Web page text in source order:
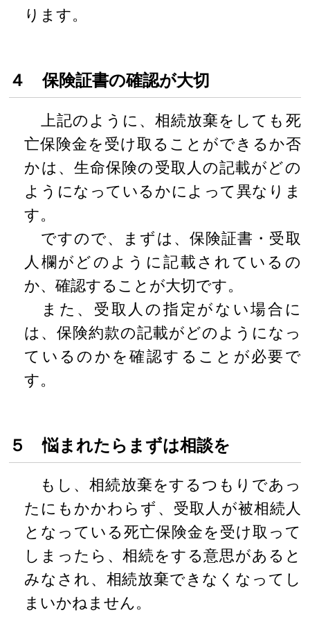
ります。
４ 保険証書の確認が大切
上記のように、相続放棄をしても死
亡保険金を受け取ることができるか否
かは、生命保険の受取人の記載がどの
ようになっているかによって異なりま
す。
ですので、まずは、保険証書・受取
人欄がどのように記載されているの
か、確認することが大切です。
また、受取人の指定がない場合に
は、保険約款の記載がどのようになっ
ているのかを確認することが必要で
す。
５ 悩まれたらまずは相談を
もし、相続放棄をするつもりであっ
たにもかかわらず、受取人が被相続人
となっている死亡保険金を受け取って
しまったら、相続をする意思があると
みなされ、相続放棄できなくなってし
まいかねません。